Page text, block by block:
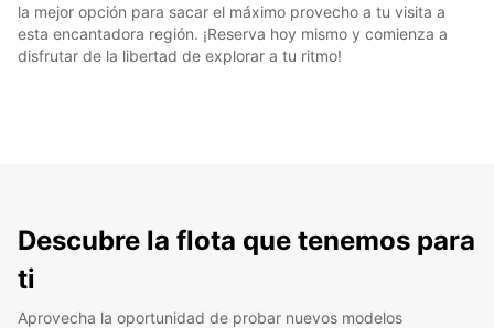
la mejor opción para sacar el máximo provecho a tu visita a
esta encantadora región. ¡Reserva hoy mismo y comienza a
disfrutar de la libertad de explorar a tu ritmo!
Descubre la flota que tenemos para
ti
Aprovecha la oportunidad de probar nuevos modelos